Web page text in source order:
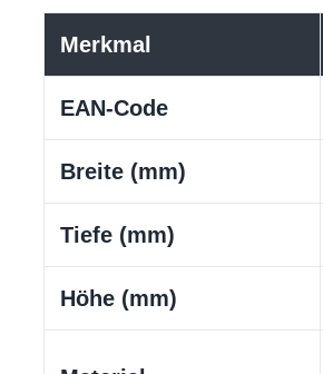
Merkmal
EAN-Code
Breite (mm)
Tiefe (mm)
Höhe (mm)